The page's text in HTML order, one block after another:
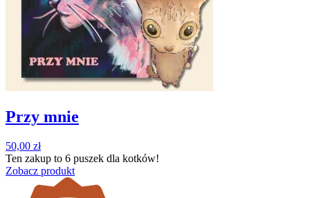
Przy mnie
50,00 zł
Ten zakup to 6 puszek dla kotków!
Zobacz produkt